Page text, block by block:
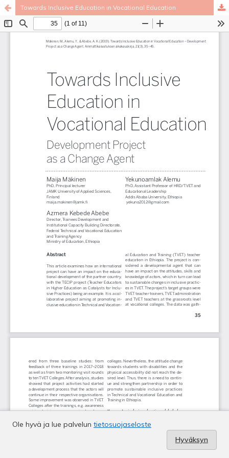
Towards Inclusive Education in Vocational Education
Ole hyvä ja lue palvelun tietosuojaseloste
Hyväksyn
Palvelua ylläpitääTieteellisten seurain valtuuskunta